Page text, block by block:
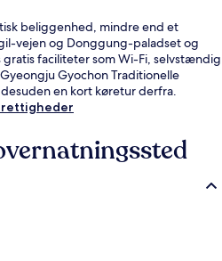
beliggenhed, mindre end et
vejen og Donggung-paladset og
faciliteter som Wi-Fi, selvstændig
Gyochon Traditionelle
en kort køretur derfra.